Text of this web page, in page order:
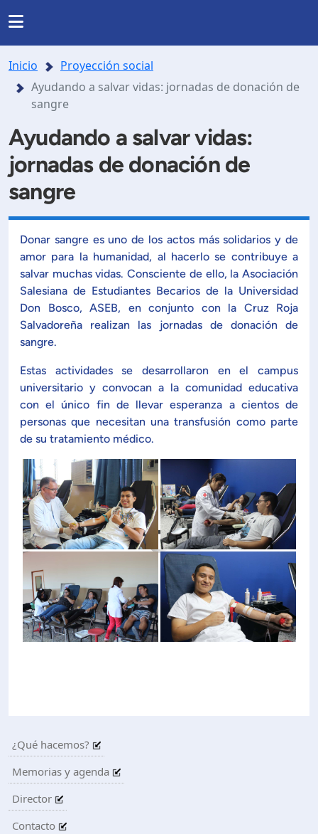
INSTITUCIONAL
Somos UDB
Nuestra historia
Ubicación
Mundo salesiano
Modelo Educativo
Institucional
Capacitación Institucional
Estructura organizativa
Académica
Secretaría General
de Ciencia y Tecnología
de Gestión Institucional
Calidad Académica
Políticas institucionales
Y PROGRAMAS
Listado de carreras
Posgrados
Facultades y Escuelas
y Centros Especializados.
estudiantiles
INVESTIGACIÓN
Presentación
formación en investigación
y agenda de investigación
Organización
de investigación
Publicaciones
Noticias
Directorio
Inicio
Proyección social
Ayudando a salvar vidas: jornadas de donación de
sangre
Ayudando a salvar vidas:
jornadas de donación de
sangre
Donar sangre es uno de los actos más solidarios y de
amor para la humanidad, al hacerlo se contribuye a
salvar muchas vidas. Consciente de ello, la Asociación
Salesiana de Estudiantes Becarios de la Universidad
Don Bosco, ASEB, en conjunto con la Cruz Roja
Salvadoreña realizan las jornadas de donación de
sangre.
Estas actividades se desarrollaron en el campus
universitario y convocan a la comunidad educativa
con el único fin de llevar esperanza a cientos de
personas que necesitan una transfusión como parte
de su tratamiento médico.
¿Qué hacemos?
Memorias y agenda
Director
Contacto